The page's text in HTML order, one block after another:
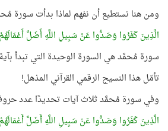
ومن هنا نستطيع أن نفهم لماذا بدأت سورة
الَّذِينَ كَفَرُوا وَصَدُّوا عَنْ سَبِيلِ اللَّهِ أَضَلَّ أَعْمَالَهُمْ
سورة مُحمَّد هي السورة الوحيدة التي تبدأ
تأمّل هذا النسيج الرقمي القرآني المذهل!
وفي سورة مُحمَّد ثلاث آيات تحديدًا عدد
الَّذِينَ كَفَرُوا وَصَدُّوا عَنْ سَبِيلِ اللَّهِ أَضَلَّ أَعْمَالَهُمْ